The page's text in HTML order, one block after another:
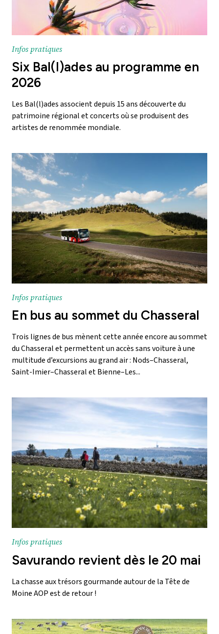
Infos pratiques
Six Bal(l)ades au programme en
2026
Les Bal(l)ades associent depuis 15 ans découverte du
patrimoine régional et concerts où se produisent des
artistes de renommée mondiale.
Infos pratiques
En bus au sommet du Chasseral
Trois lignes de bus mènent cette année encore au sommet
du Chasseral et permettent un accès sans voiture à une
multitude d’excursions au grand air : Nods–Chasseral,
Saint-Imier–Chasseral et Bienne–Les...
Infos pratiques
Savurando revient dès le 20 mai
La chasse aux trésors gourmande autour de la Tête de
Moine AOP est de retour !